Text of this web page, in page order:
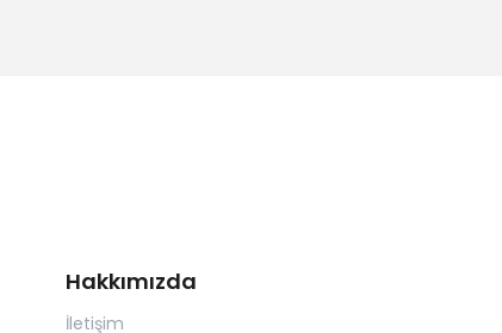
Hakkımızda
İletişim